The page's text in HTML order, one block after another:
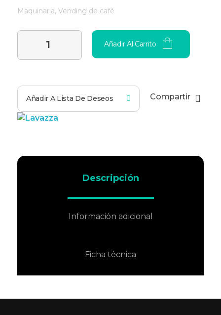
Añadir Al Carrito
Añadir A Lista De Deseos Compartir
Maquinaria, Vending de café
Descripción
Información adicional
Ficha técnica